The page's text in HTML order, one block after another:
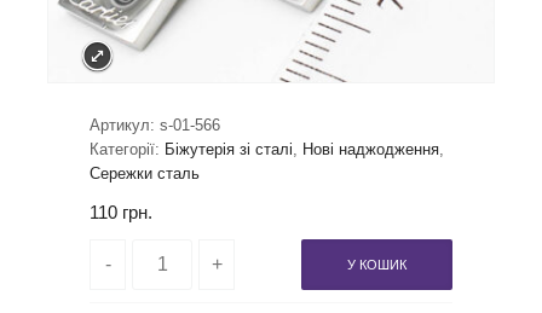
Артикул: s-01-566
Категорії: Біжутерія зі сталі, Нові наджодження,
Сережки сталь
110 грн.
У КОШИК